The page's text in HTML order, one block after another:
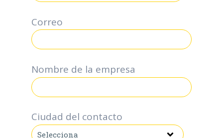
Correo
Nombre de la empresa
Ciudad del contacto